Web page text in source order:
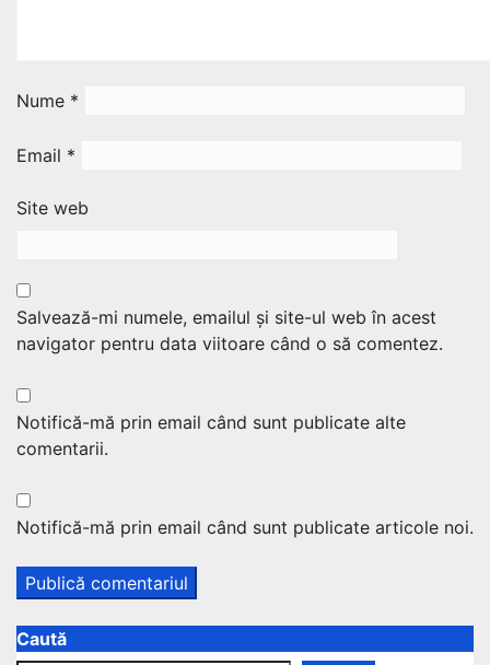
Nume *
Email *
Site web
Salvează-mi numele, emailul și site-ul web în acest
navigator pentru data viitoare când o să comentez.
Notifică-mă prin email când sunt publicate alte
comentarii.
Notifică-mă prin email când sunt publicate articole noi.
Caută